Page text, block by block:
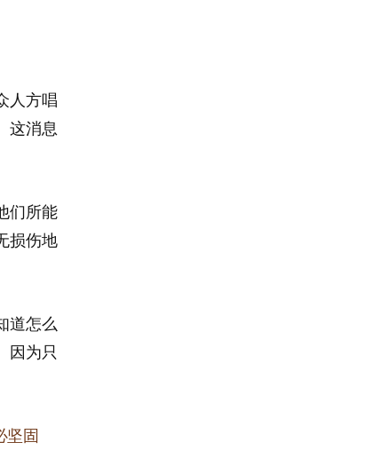
人方唱
这消息
们所能
损伤地
道怎么
因为只
坚固